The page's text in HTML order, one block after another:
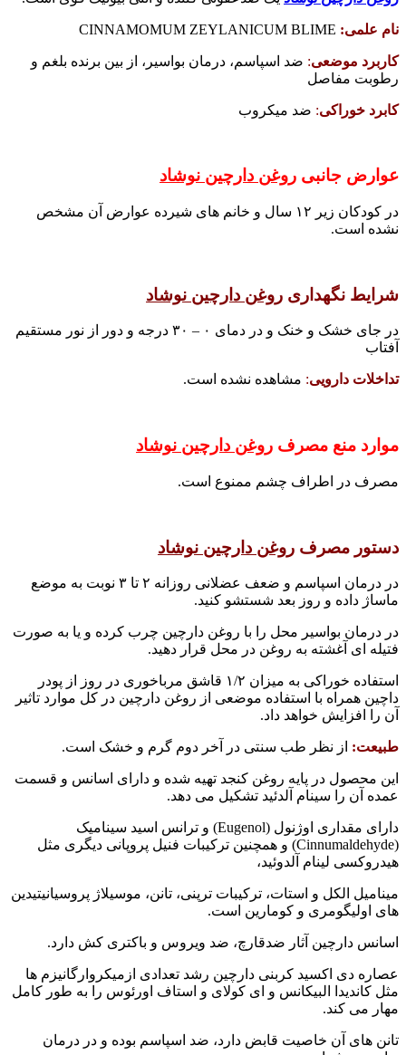
نام علمی:
کاربرد موضعی: ضد اسپاسم، درمان بواسیر، از بین برنده بلغم و
رطوبت مفاصل
کابرد خوراکی: ضد میکروب
عوارض جانبی روغن دارچین نوشاد
در کودکان زیر ۱۲ سال و خانم های شیرده عوارض آن مشخص
نشده است.
شرایط نگهداری روغن دارچین نوشاد
در جای خشک و خنک و در دمای ۰ – ۳۰ درجه و دور از نور مستقیم
آفتاب
تداخلات دارویی: مشاهده نشده است.
موارد منع مصرف روغن دارچین نوشاد
مصرف در اطراف چشم ممنوع است.
دستور مصرف روغن دارچین نوشاد
در درمان اسپاسم و ضعف عضلانی روزانه ۲ تا ۳ نوبت به موضع
ماساژ داده و روز بعد شستشو کنید.
در درمان بواسیر محل را با روغن دارچین چرب کرده و یا به صورت
فتیله ای آغشته به روغن در محل قرار دهید.
استفاده خوراکی به میزان ۱/۲ قاشق مرباخوری در روز از پودر
داچین همراه با استفاده موضعی از روغن دارچین در کل موارد تاثیر
آن را افزایش خواهد داد.
طبیعت: از نظر طب سنتی در آخر دوم گرم و خشک است.
این محصول در پایه روغن کنجد تهیه شده و دارای اسانس و قسمت
عمده آن را سینام آلدئید تشکیل می دهد.
دارای مقداری اوژنول (Eugenol) و ترانس اسید سینامیک
(
Cinnumaldehyde) و همچنین ترکیبات فنیل پروپانی دیگری مثل
هیدروکسی لینام آلدوئید،
مینامیل الکل و استات، ترکیبات ترپنی، تانن، موسیلاژ پروسیانیتیدین
های اولیگومری و کومارین است.
اسانس دارچین آثار ضدقارچ، ضد ویروس و باکتری کش دارد.
عصاره دی اکسید کربنی دارچین رشد تعدادی ازمیکروارگانیزم ها
مثل کاندیدا البیکانس و ای کولای و استاف اورئوس را به طور کامل
مهار می کند.
تانن های آن خاصیت قابض دارد، ضد اسپاسم بوده و در درمان